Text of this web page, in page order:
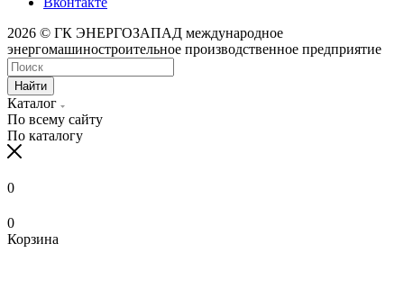
2026 © ГК ЭНЕРГОЗАПАД международное
энергомашиностроительное производственное предприятие
Найти
Каталог
По всему сайту
По каталогу
0
0
Корзина